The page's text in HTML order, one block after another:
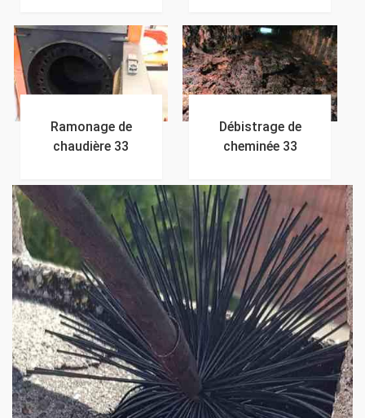
Ramonage de
chaudière 33
Débistrage de
cheminée 33